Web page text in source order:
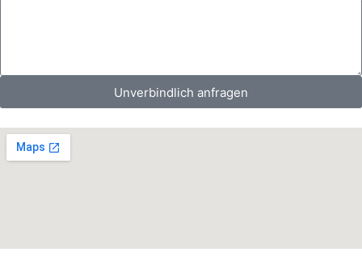
Unverbindlich anfragen